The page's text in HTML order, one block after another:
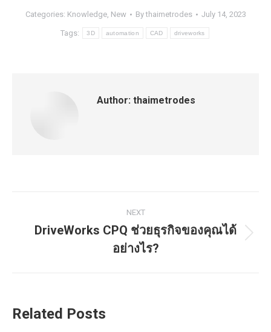
Categories: Knowledge, New Bythaimetrodes July 14, 2023
Tags: 3D automation CAD driveworks
Author: thaimetrodes
NEXT
DriveWorks CPQ ช่วยธุรกิจของคุณได้
อย่างไร?
Related Posts